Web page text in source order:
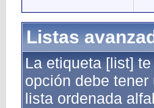
Listas
La etiqueta [list]
opción debe
lista ordenada